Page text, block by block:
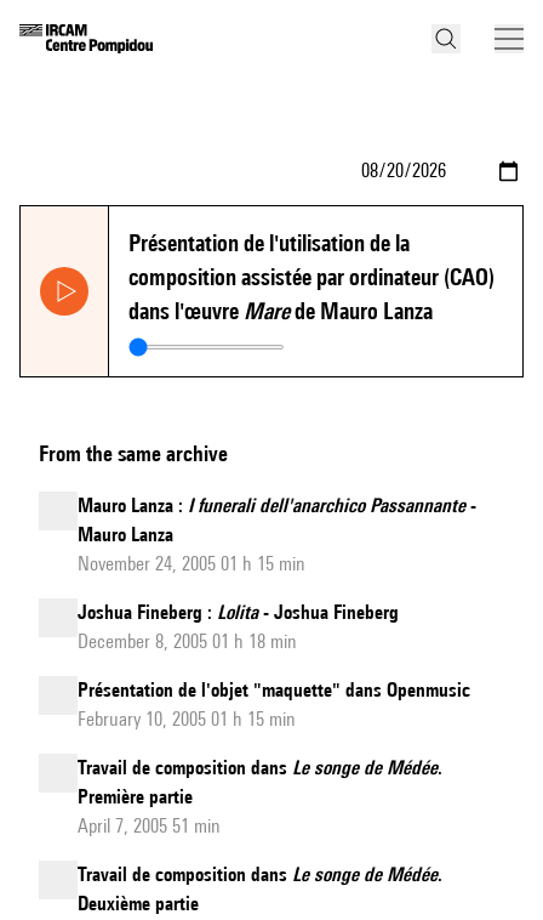
Présentation de l'utilisation de la
composition assistée par ordinateur (CAO)
dans l'œuvre Marede Mauro Lanza
From the same archive
Mauro Lanza : I funerali dell'anarchico Passannante-
Mauro Lanza
November 24, 2005 01 h 15 min
Joshua Fineberg : Lolita- Joshua Fineberg
December 8, 2005 01 h 18 min
Présentation de l'objet "maquette" dans Openmusic
February 10, 2005 01 h 15 min
Travail de composition dans Le songe de Médée.
Première partie
April 7, 2005 51 min
Travail de composition dans Le songe de Médée.
Deuxième partie